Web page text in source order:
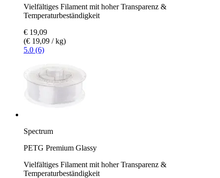
Vielfältiges Filament mit hoher Transparenz &
Temperaturbeständigkeit
€ 19,09
(€ 19,09 / kg)
5.0 (6)
Spectrum
PETG Premium Glassy
Vielfältiges Filament mit hoher Transparenz &
Temperaturbeständigkeit